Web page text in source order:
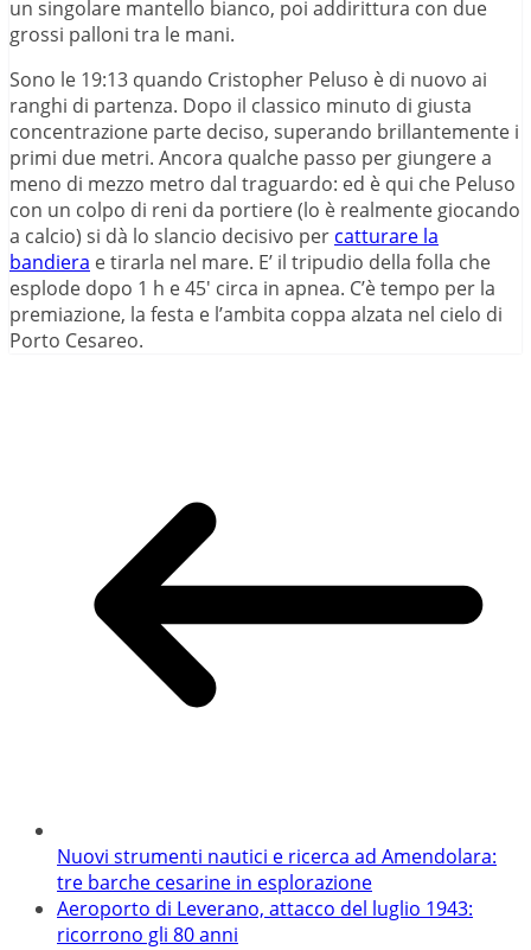
un singolare mantello bianco, poi addirittura con due
grossi palloni tra le mani.
Sono le 19:13 quando Cristopher Peluso è di nuovo ai
ranghi di partenza. Dopo il classico minuto di giusta
concentrazione parte deciso, superando brillantemente i
primi due metri. Ancora qualche passo per giungere a
meno di mezzo metro dal traguardo: ed è qui che Peluso
con un colpo di reni da portiere (lo è realmente giocando
a calcio) si dà lo slancio decisivo per catturare la
bandiera e tirarla nel mare. E’ il tripudio della folla che
esplode dopo 1 h e 45′ circa in apnea. C’è tempo per la
premiazione, la festa e l’ambita coppa alzata nel cielo di
Porto Cesareo.
Nuovi strumenti nautici e ricerca ad Amendolara:
tre barche cesarine in esplorazione
Aeroporto di Leverano, attacco del luglio 1943:
ricorrono gli 80 anni